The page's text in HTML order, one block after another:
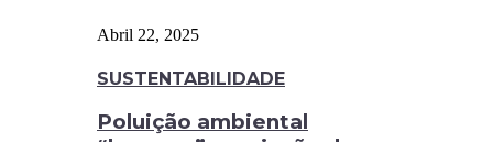
Abril 22, 2025
SUSTENTABILIDADE
Poluição ambiental